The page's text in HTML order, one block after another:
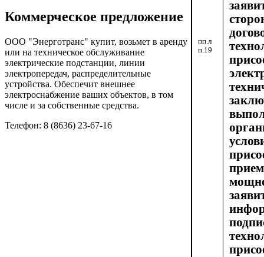
Коммерческое предложение
ООО "Энерготранс" купит, возьмет в аренду
или на техническое обслуживание
электрические подстанции, линии
электропередач, распределительные
устройства. Обеспечит внешнее
электроснабжение ваших объектов, в том
числе и за собственные средства.
Телефон: 8 (8636) 23-67-16
пп.л
п.19